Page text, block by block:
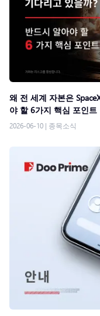
왜 전 세계 자본은
야 할 6가지 핵심 포인트
2026-06-10 | 종목소식